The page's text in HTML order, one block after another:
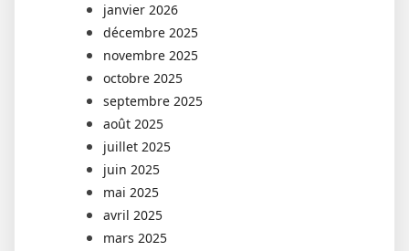
janvier 2026
décembre 2025
novembre 2025
octobre 2025
septembre 2025
août 2025
juillet 2025
juin 2025
mai 2025
avril 2025
mars 2025